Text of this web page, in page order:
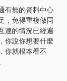
有無的資料中心
，免得重複做同
連的情況已經遍
你說你想要什麼
你就根本看不